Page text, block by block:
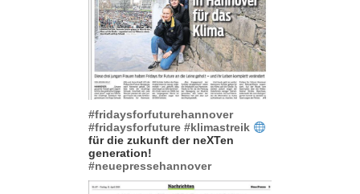
#fridaysforfuturehannover
#fridaysforfuture #klimastreik
für die zukunft der neXTen
generation!
#neuepressehannover